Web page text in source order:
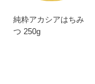
純粋アカシアはちみ
つ 250g